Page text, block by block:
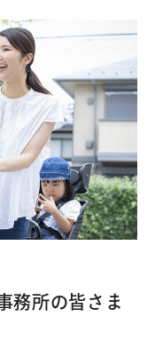
務所の皆さま